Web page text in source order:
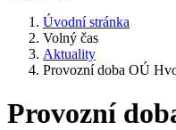
Úvodní stránka
Volný čas
Aktuality
Provozní doba OÚ
Provozní